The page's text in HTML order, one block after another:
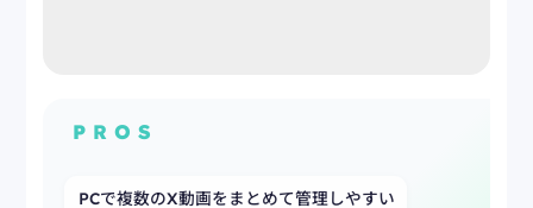
PROS
PCで複数のX動画をまとめて管理しやすい